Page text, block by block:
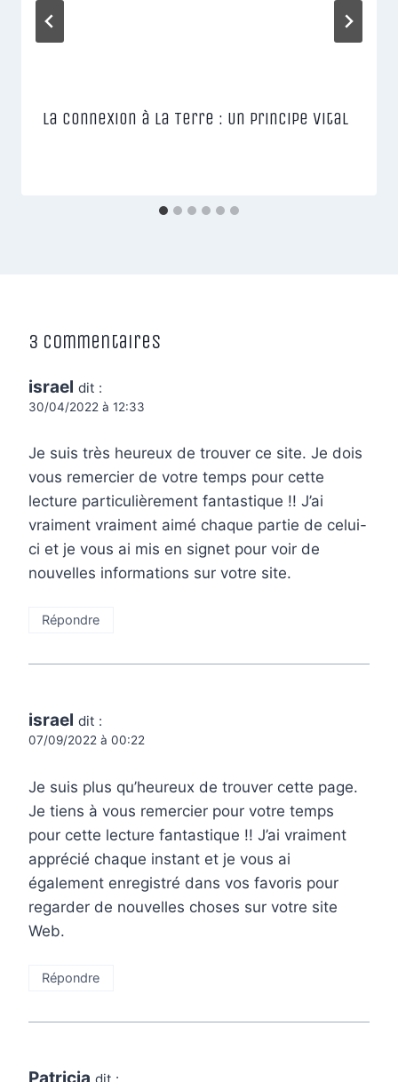
La Connexion à la Terre : Un Principe Vital
3 commentaires
israel dit :
30/04/2022 à 12:33
Je suis très heureux de trouver ce site. Je dois
vous remercier de votre temps pour cette
lecture particulièrement fantastique !! J’ai
vraiment vraiment aimé chaque partie de celui-
ci et je vous ai mis en signet pour voir de
nouvelles informations sur votre site.
Répondre
israel dit :
07/09/2022 à 00:22
Je suis plus qu’heureux de trouver cette page.
Je tiens à vous remercier pour votre temps
pour cette lecture fantastique !! J’ai vraiment
apprécié chaque instant et je vous ai
également enregistré dans vos favoris pour
regarder de nouvelles choses sur votre site
Web.
Répondre